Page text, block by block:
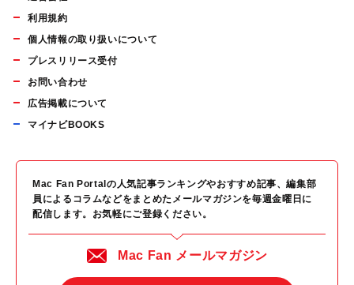
利用規約
個人情報の取り扱いについて
プレスリリース受付
お問い合わせ
広告掲載について
マイナビBOOKS
Mac Fan Portalの人気記事ランキングやおすすめ記事、編集部
員によるコラムなどをまとめたメールマガジンを毎週金曜日に
配信します。お気軽にご登録ください。
Mac Fan メールマガジン